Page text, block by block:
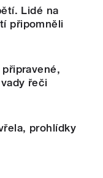
Lidé na
připomněli
řeči
prohlídky